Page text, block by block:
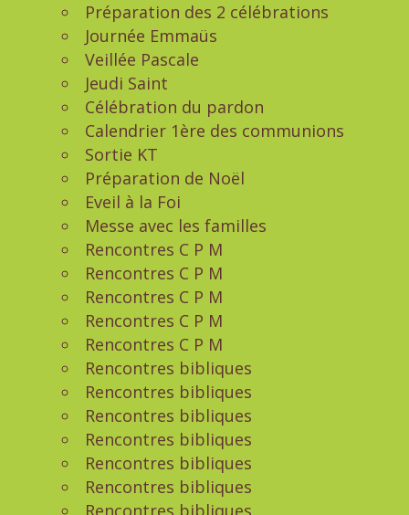
Préparation des 2 célébrations
Journée Emmaüs
Veillée Pascale
Jeudi Saint
Célébration du pardon
Calendrier 1ère des communions
Sortie KT
Préparation de Noël
Eveil à la Foi
Messe avec les familles
Rencontres C P M
Rencontres C P M
Rencontres C P M
Rencontres C P M
Rencontres C P M
Rencontres bibliques
Rencontres bibliques
Rencontres bibliques
Rencontres bibliques
Rencontres bibliques
Rencontres bibliques
Rencontres bibliques